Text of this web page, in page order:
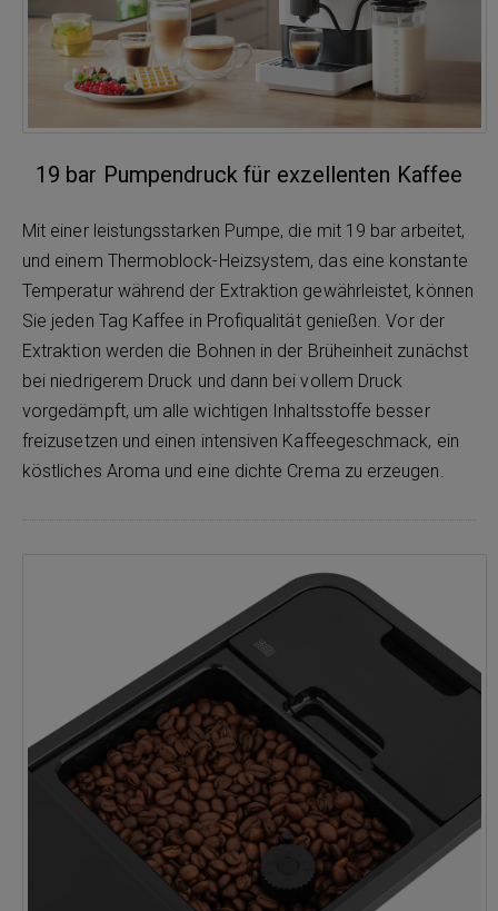
19 bar Pumpendruck für exzellenten Kaffee
Mit einer leistungsstarken Pumpe, die mit 19 bar arbeitet,
und einem Thermoblock-Heizsystem, das eine konstante
Temperatur während der Extraktion gewährleistet, können
Sie jeden Tag Kaffee in Profiqualität genießen. Vor der
Extraktion werden die Bohnen in der Brüheinheit zunächst
bei niedrigerem Druck und dann bei vollem Druck
vorgedämpft, um alle wichtigen Inhaltsstoffe besser
freizusetzen und einen intensiven Kaffeegeschmack, ein
köstliches Aroma und eine dichte Crema zu erzeugen.